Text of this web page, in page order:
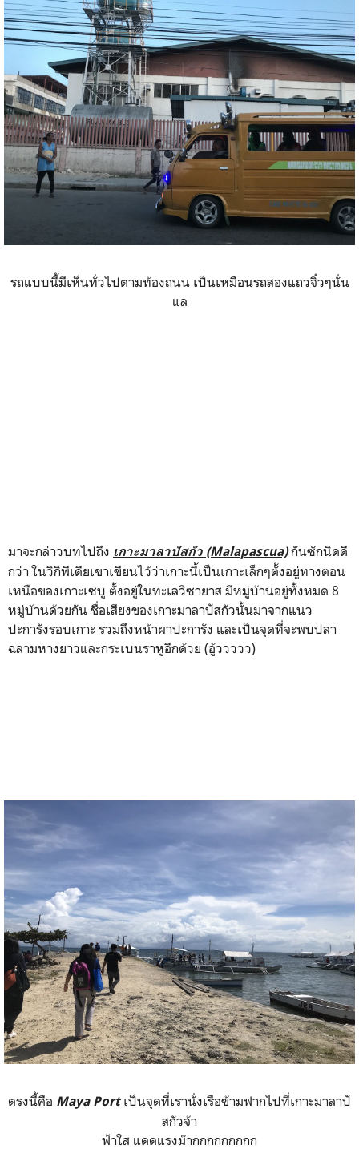
รถแบบนี้มีเห็นทั่วไปตามท้องถนน เป็นเหมือนรถสองแถวจิ๋วๆนั่น
แล
มาจะกล่าวบทไปถึง เกาะมาลาปัสกัว (Malapascua)กันซักนิดดี
กว่า ในวิกิพีเดียเขาเขียนไว้ว่าเกาะนี้เป็นเกาะเล็กๆตั้งอยู่ทางตอน
เหนือของเกาะเซบู ตั้งอยู่ในทะเลวิซายาส มีหมู่บ้านอยู่ทั้งหมด 8
หมู่บ้านด้วยกัน ชื่อเสียงของเกาะมาลาปัสกัวนั้นมาจากแนว
ปะการังรอบเกาะ รวมถึงหน้าผาปะการัง และเป็นจุดที่จะพบปลา
ฉลามหางยาวและกระเบนราหูอีกด้วย (อู้ววววว)
ตรงนี้คือ Maya Portเป็นจุดที่เรานั่งเรือข้ามฟากไปที่เกาะมาลาปั
สกัวจ้า
ฟ้าใส แดดแรงม๊ากกกกกกกกก